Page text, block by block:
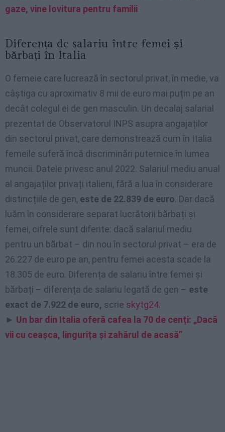
gaze, vine lovitura pentru familii
Diferența de salariu între femei și
bărbați în Italia
O femeie care lucrează în sectorul privat, în medie, va
câștiga cu aproximativ 8 mii de euro mai puțin pe an
decât colegul ei de gen masculin. Un decalaj salarial
prezentat de Observatorul INPS asupra angajaților
din sectorul privat, care demonstrează cum în Italia
femeile suferă încă discriminări puternice în lumea
muncii. Datele privesc anul 2022. Salariul mediu anual
al angajaților privați italieni, fără a lua în considerare
distincțiile de gen, este de 22.839 de euro. Dar dacă
luăm în considerare separat lucrătorii bărbați și
femei, cifrele sunt diferite: dacă salariul mediu
pentru un bărbat – din nou în sectorul privat – era de
26.227 de euro pe an, pentru femei acesta scade la
18.305 de euro. Diferența de salariu între femei și
bărbați – diferența de salariu legată de gen – este
exact de 7.922 de euro, scrie skytg24.
► Un bar din Italia oferă cafea la 70 de cenți: „Dacă
vii cu ceașca, lingurița și zahărul de acasă”